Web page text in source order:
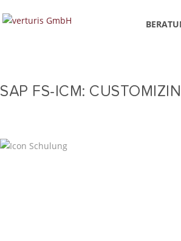
SAP FS-ICM: